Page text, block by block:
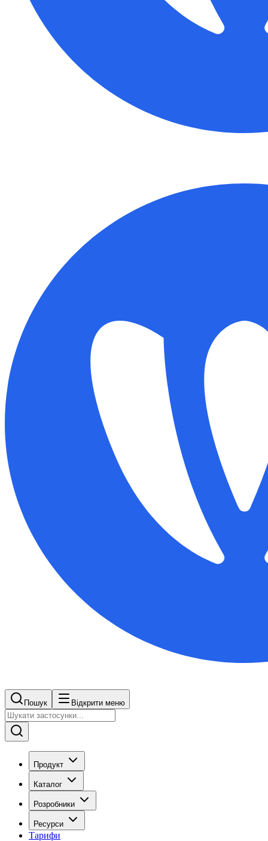
Пошук Відкрити меню
Продукт
Каталог
Розробники
Ресурси
Тарифи